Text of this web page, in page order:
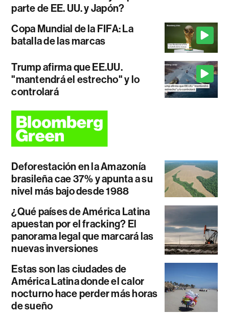
parte de EE. UU. y Japón?
Copa Mundial de la FIFA: La
batalla de las marcas
Trump afirma que EE.UU.
"mantendrá el estrecho" y lo
controlará
Deforestación en la Amazonía
brasileña cae 37% y apunta a su
nivel más bajo desde 1988
¿Qué países de América Latina
apuestan por el fracking? El
panorama legal que marcará las
nuevas inversiones
Estas son las ciudades de
América Latina donde el calor
nocturno hace perder más horas
de sueño